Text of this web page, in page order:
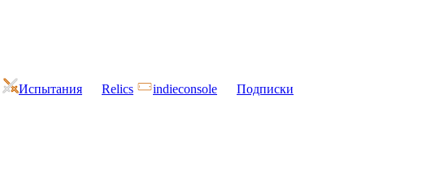
Испытания Relics indieconsole Подписки